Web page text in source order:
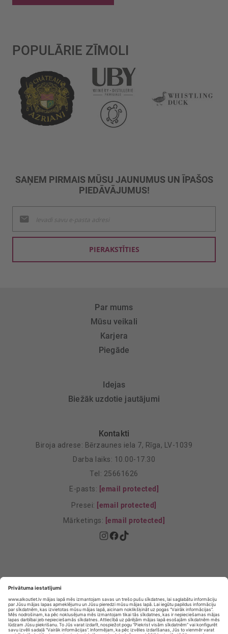
POPULĀRIE ZĪMOLI
SAŅEM PIRMAIS MŪSU JAUNUMUS UN ĪPAŠOS
PIEDĀVĀJUMUS!
jaunumu
saņemšanai:
PIERAKSTĪTIES
Par mums
Mūsu veikali
Karjera
Piegāde
Idejas
Biežāk uzdotie jautājumi
Kontakti
Biroja adrese: Bērzaunes iela 7, Rīga, LV-1039
Darba laiks: 10.00-17.30
Tel: 25661626
E-pasts: [email protected]
Presei: [email protected]
Mārketings: [email protected]
Privātuma Iestatījumi
E-veikala lietošanas noteikumi